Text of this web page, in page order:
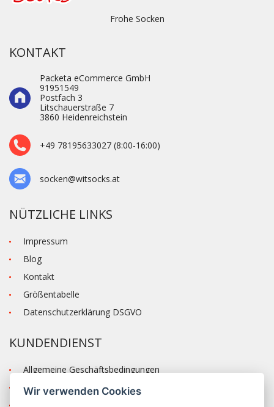
Frohe Socken
KONTAKT
Packeta eCommerce GmbH
91951549
Postfach 3
Litschauerstraße 7
3860 Heidenre­ichstein
+49 78195633027 (8:00-16:00)
socken@witsocks.at
NÜTZLICHE LINKS
Impressum
Blog
Kontakt
Größentabelle
Datenschutzerklärung DSGVO
KUNDENDIENST
Allgemeine Geschäftsbedingungen
Versand und Zahlung
Wir verwenden Cookies